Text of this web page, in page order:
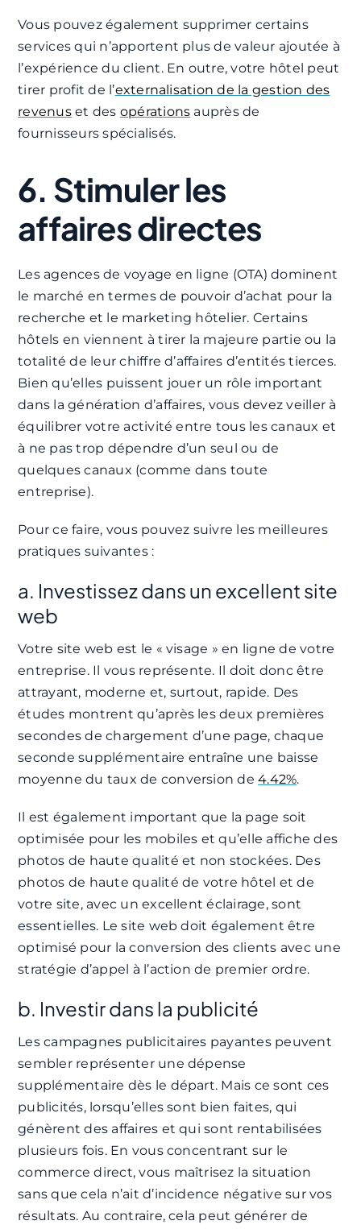
Vous pouvez également supprimer certains
services qui n’apportent plus de valeur ajoutée à
l’expérience du client. En outre, votre hôtel peut
tirer profit de l’externalisation de la gestion des
revenuset des opérations auprès de
fournisseurs spécialisés.
6. Stimuler les
affaires directes
Les agences de voyage en ligne (OTA) dominent
le marché en termes de pouvoir d’achat pour la
recherche et le marketing hôtelier. Certains
hôtels en viennent à tirer la majeure partie ou la
totalité de leur chiffre d’affaires d’entités tierces.
Bien qu’elles puissent jouer un rôle important
dans la génération d’affaires, vous devez veiller à
équilibrer votre activité entre tous les canaux et
à ne pas trop dépendre d’un seul ou de
quelques canaux (comme dans toute
entreprise).
Pour ce faire, vous pouvez suivre les meilleures
pratiques suivantes :
a. Investissez dans un excellent site
web
Votre site web est le « visage » en ligne de votre
entreprise. Il vous représente. Il doit donc être
attrayant, moderne et, surtout, rapide. Des
études montrent qu’après les deux premières
secondes de chargement d’une page, chaque
seconde supplémentaire entraîne une baisse
moyenne du taux de conversion de4.42%.
Il est également important que la page soit
optimisée pour les mobiles et qu’elle affiche des
photos de haute qualité et non stockées. Des
photos de haute qualité de votre hôtel et de
votre site, avec un excellent éclairage, sont
essentielles. Le site web doit également être
optimisé pour la conversion des clients avec une
stratégie d’appel à l’action de premier ordre.
b. Investir dans la publicité
Les campagnes publicitaires payantes peuvent
sembler représenter une dépense
supplémentaire dès le départ. Mais ce sont ces
publicités, lorsqu’elles sont bien faites, qui
génèrent des affaires et qui sont rentabilisées
plusieurs fois. En vous concentrant sur le
commerce direct, vous maîtrisez la situation
sans que cela n’ait d’incidence négative sur vos
résultats. Au contraire, cela peut générer de